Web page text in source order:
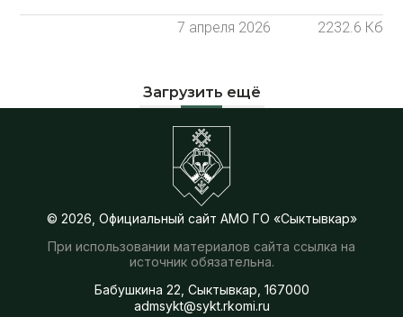
7 апреля 2026 2232.6 Кб
Загрузить ещё
© 2026, Официальный сайт АМО ГО «Сыктывкар»
При использовании материалов сайта ссылка на
источник обязательна.
Бабушкина 22, Сыктывкар, 167000
admsykt@sykt.rkomi.ru